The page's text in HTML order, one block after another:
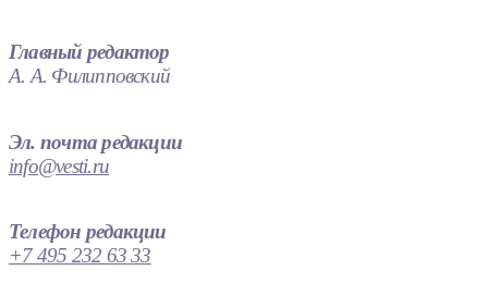
Главный редактор
А. А. Филипповский
Эл. почта редакции
info@vesti.ru
Телефон редакции
+7 495 232 63 33